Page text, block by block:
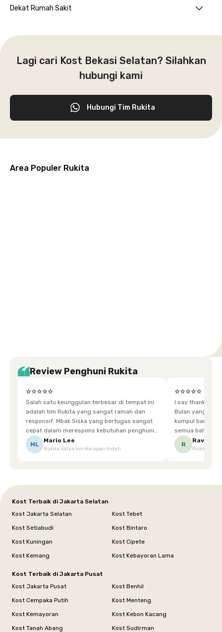
Dekat Rumah Sakit
Lagi cari Kost Bekasi Selatan? Silahkan
hubungi kami
Hubungi Tim Rukita
Area Populer Rukita
Review Penghuni Rukita
⭐⭐⭐⭐⭐
Salah satu keunggulan terbesar di tempat ini
adalah tim Rukita yang sangat ramah dan
responsif. Mbak Siska yang bertugas sangat
cepat dalam merespons kebutuhan penghuni.
Ketika saya meminta keset karena sempat
terpeleset, permintaan tersebut langsung
ML
Mario Lee
Rukita Satya Inn Harapan Indah
⭐⭐⭐⭐⭐
I say thankyou
Bulan yang super happy! banyak
kumpul bareng
semua bahagia
mgkn saran dari air aja & kebersihan lebih di
R
Ravena
Rukita
Kost Terbaik di Jakarta Selatan
Kost Jakarta Selatan
Kost Tebet
Kost Setiabudi
Kost Bintaro
Kost Kuningan
Kost Cipete
Kost Kemang
Kost Kebayoran Lama
Kost Terbaik di Jakarta Pusat
Kost Jakarta Pusat
Kost Benhil
Kost Cempaka Putih
Kost Menteng
Kost Kemayoran
Kost Kebon Kacang
Kost Tanah Abang
Kost Sudirman